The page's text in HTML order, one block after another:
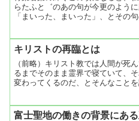
らたふと゛のあの句が今更のよう
「まいった、まいった」、とその
なのである。芭蕉のことは以前に
キリストの再臨とは
（前略）キリスト教では人間が死
るまでそのまま霊界で寝ていて、
変わってくるのだ、とそんなこと
んな馬鹿なことはありゃしないわ
富士聖地の働きの背景にあ